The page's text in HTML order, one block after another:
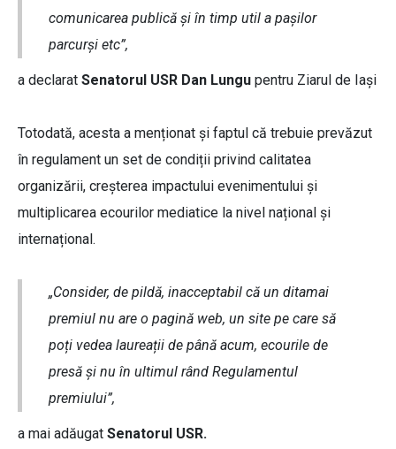
comunicarea publică și în timp util a pașilor
parcurși etc”,
a declarat Senatorul USR Dan Lungu pentru Ziarul de Iași
Totodată, acesta a menționat și faptul că trebuie prevăzut
în regulament un set de condiții privind calitatea
organizării, creșterea impactului evenimentului și
multiplicarea ecourilor mediatice la nivel național și
internațional.
„Consider, de pildă, inacceptabil că un ditamai
premiul nu are o pagină web, un site pe care să
poți vedea laureații de până acum, ecourile de
presă și nu în ultimul rând Regulamentul
premiului”,
a mai adăugat Senatorul USR.